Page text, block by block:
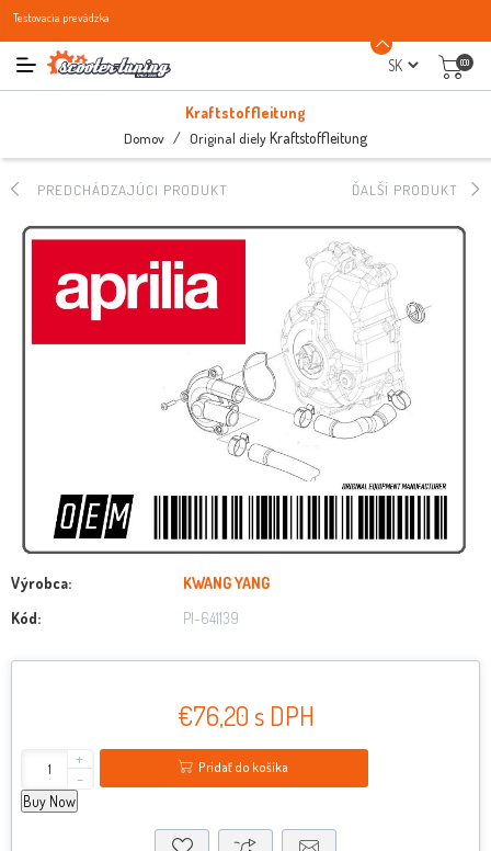
Testovacia prevádzka
(0)
Kraftstoffleitung
Domov / Original dielyKraftstoffleitung
PREDCHÁDZAJÚCI PRODUKT ĎALŠÍ PRODUKT
Výrobca:
KWANG YANG
Kód:
PI-641139
€76,20 s DPH
+
-
Pridať do košíka
Buy Now